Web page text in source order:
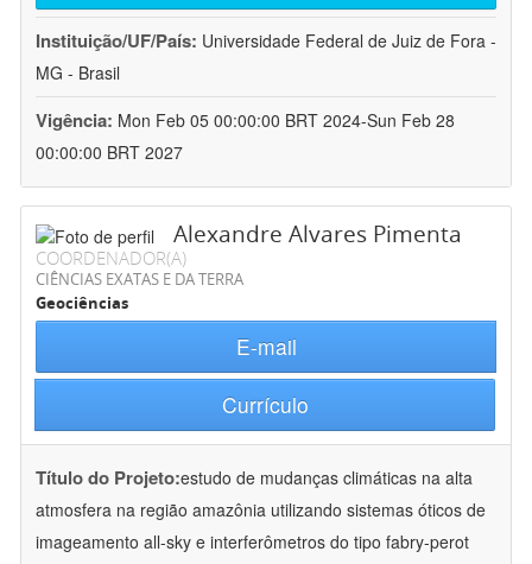
Instituição/UF/País: Universidade Federal de Juiz de Fora -
MG - Brasil
Vigência: Mon Feb 05 00:00:00 BRT 2024-Sun Feb 28
00:00:00 BRT 2027
Alexandre Alvares Pimenta
COORDENADOR(A)
CIÊNCIAS EXATAS E DA TERRA
Geociências
E-mail
Currículo
Título do Projeto:estudo de mudanças climáticas na alta
atmosfera na região amazônia utilizando sistemas óticos de
imageamento all-sky e interferômetros do tipo fabry-perot